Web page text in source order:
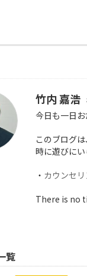
竹内 嘉浩
今日も一日お
このブログ
時に遊びにい
・ カウンセ
There is no
覧